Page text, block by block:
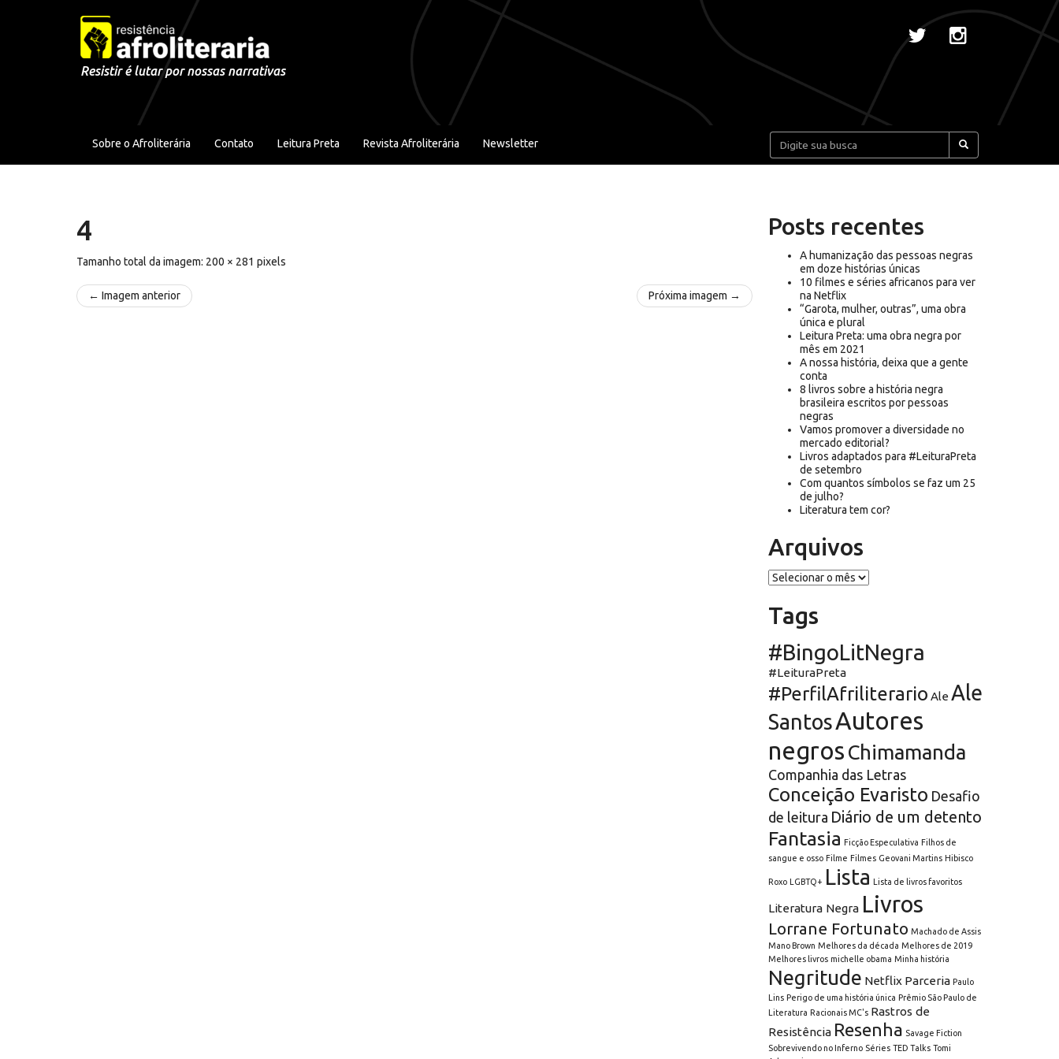
Pular para o conteúdo
Resistir é lutar por nossas narrativas
Sobre o Afroliterária Contato Leitura Preta Revista Afroliterária Newsletter Pesquisar:
4
Tamanho total da imagem: 200 × 281 pixels
← Imagem anterior Próxima imagem →
Posts recentes
A humanização das pessoas negras
em doze histórias únicas
10 filmes e séries africanos para ver
na Netflix
“Garota, mulher, outras”, uma obra
única e plural
Leitura Preta: uma obra negra por
mês em 2021
A nossa história, deixa que a gente
conta
8 livros sobre a história negra
brasileira escritos por pessoas
negras
Vamos promover a diversidade no
mercado editorial?
Livros adaptados para #LeituraPreta
de setembro
Com quantos símbolos se faz um 25
de julho?
Literatura tem cor?
Arquivos
Arquivos
Tags
#BingoLitNegra
#LeituraPreta
#PerfilAfriliterario Ale Ale
SantosAutores
negros Chimamanda
Companhia das Letras
Conceição Evaristo Desafio
de leitura Diário de um detento
Fantasia Ficção Especulativa Filhos de
sangue e osso Filme Filmes Geovani Martins Hibisco
Roxo LGBTQ+ Lista Lista de livros favoritos
Literatura Negra Livros
Lorrane Fortunato Machado de Assis
Mano Brown Melhores da década Melhores de 2019
Melhores livros michelle obama Minha história
Negritude Netflix Parceria Paulo
Lins Perigo de uma história única Prêmio São Paulo de
Literatura Racionais MC's Rastros de
Resistência Resenha Savage Fiction
Sobrevivendo no Inferno Séries TED Talks Tomi